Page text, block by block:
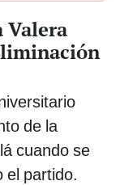
Valera
de la
cuando se
el partido.